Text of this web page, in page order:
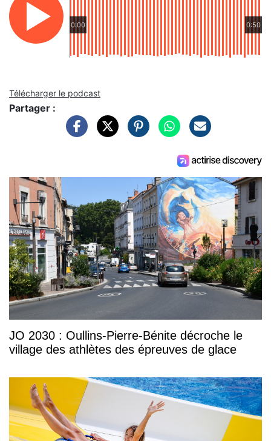
0:00 0:50
Télécharger le podcast
Partager :
JO 2030 : Oullins-Pierre-Bénite décroche le
village des athlètes des épreuves de glace